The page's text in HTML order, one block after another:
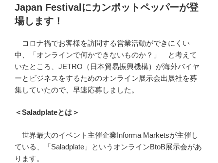
Japan Festivalにカンポットペッパーが登
場します！
コロナ禍でお客様を訪問する営業活動ができにくい
中、「オンラインで何かできないものか？」 と考えて
いたところ、JETRO（日本貿易振興機構）が海外バイヤ
ーとビジネスをするためのオンライン展示会出展社を募
集していたので、早速応募しました。
＜Saladplateとは＞
世界最大のイベント主催企業Informa Marketsが主催し
ている、「Saladplate」というオンラインBtoB展示会があ
ります。